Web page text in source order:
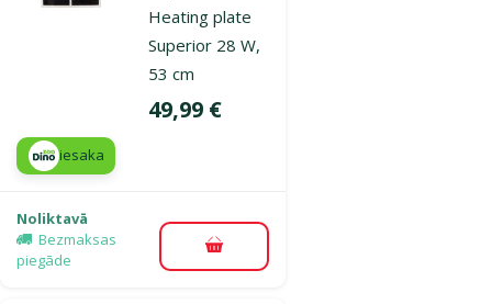
Heating plate
Superior 28 W,
53 cm
Cena
49,99 €
iesaka
Noliktavā
Bezmaksas
piegāde
Pievienot grozam